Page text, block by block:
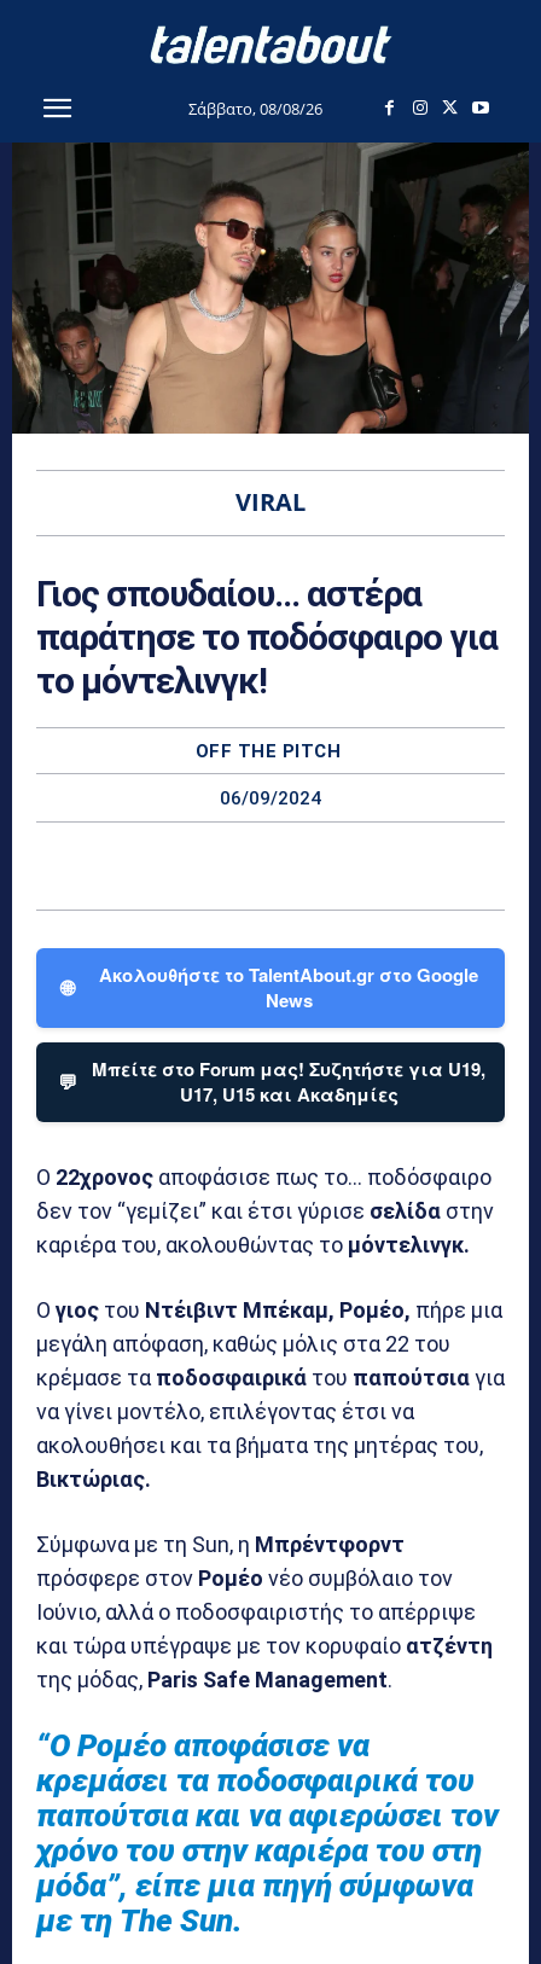
Σάββατο, 08/08/26
VIRAL
Γιος σπουδαίου… αστέρα
παράτησε το ποδόσφαιρο για
το μόντελινγκ!
OFF THE PITCH
06/09/2024
🌐
Ακολουθήστε το TalentAbout.gr στο Google
News
💬
Μπείτε στο Forum μας! Συζητήστε για U19,
U17, U15 και Ακαδημίες
Ο 22χρονος αποφάσισε πως το… ποδόσφαιρο
δεν τον “γεμίζει” και έτσι γύρισε σελίδα στην
καριέρα του, ακολουθώντας το μόντελινγκ.
Ο γιος του Ντέιβιντ Μπέκαμ, Ρομέο, πήρε μια
μεγάλη απόφαση, καθώς μόλις στα 22 του
κρέμασε τα ποδοσφαιρικά του παπούτσιαγια
να γίνει μοντέλο, επιλέγοντας έτσι να
ακολουθήσει και τα βήματα της μητέρας του,
Βικτώριας.
Σύμφωνα με τη Sun, η Μπρέντφορντ
πρόσφερε στον Ρομέο νέο συμβόλαιο τον
Ιούνιο, αλλά ο ποδοσφαιριστής το απέρριψε
και τώρα υπέγραψε με τον κορυφαίο ατζέντη
της μόδας, Paris Safe Management.
“Ο Ρομέο αποφάσισε να
κρεμάσει τα ποδοσφαιρικά του
παπούτσια και να αφιερώσει τον
χρόνο του στην καριέρα του στη
μόδα”, είπε μια πηγή σύμφωνα
με τη The Sun.